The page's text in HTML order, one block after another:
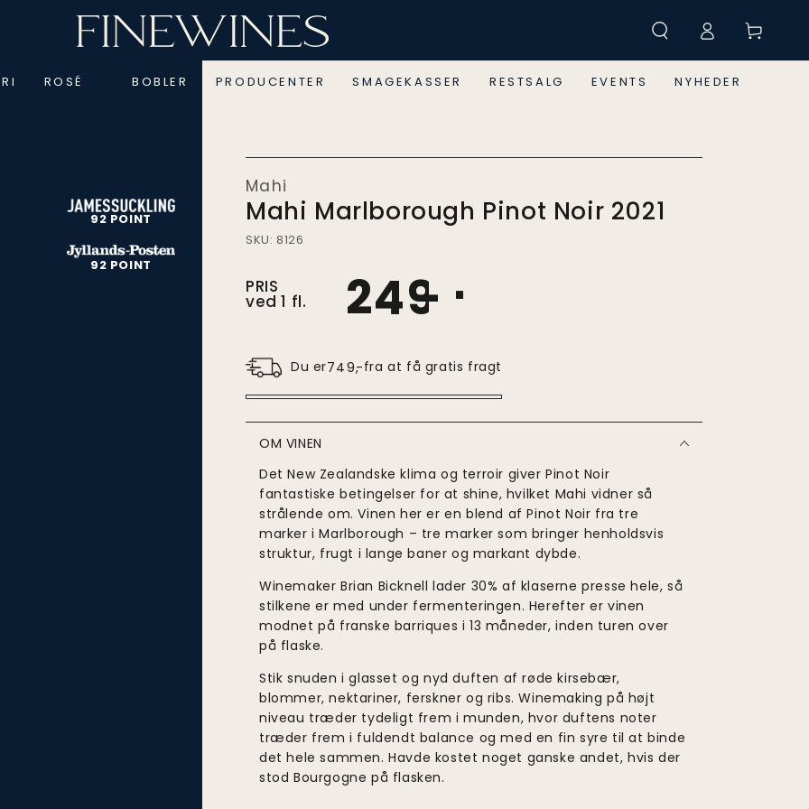
ROSÉ BOBLER PRODUCENTER SMAGEKASSER RESTSALG EVENTS NYHEDER
Log
in
Kurv
92 POINT
92 POINT
Mahi
Mahi Marlborough Pinot Noir 2021
SKU: 8126
PRIS
ved 1 fl.
Pris
ved
1.
249,-
Du er749,- fra at få gratis fragt
OM VINEN
Det New Zealandske klima og terroir giver Pinot Noir
fantastiske betingelser for at shine, hvilket Mahi vidner så
strålende om. Vinen her er en blend af Pinot Noir fra tre
marker i Marlborough – tre marker som bringer henholdsvis
struktur, frugt i lange baner og markant dybde.
Winemaker Brian Bicknell lader 30% af klaserne presse hele, så
stilkene er med under fermenteringen. Herefter er vinen
modnet på franske barriques i 13 måneder, inden turen over
på flaske.
Stik snuden i glasset og nyd duften af røde kirsebær,
blommer, nektariner, ferskner og ribs. Winemaking på højt
niveau træder tydeligt frem i munden, hvor duftens noter
træder frem i fuldendt balance og med en fin syre til at binde
det hele sammen. Havde kostet noget ganske andet, hvis der
stod Bourgogne på flasken.